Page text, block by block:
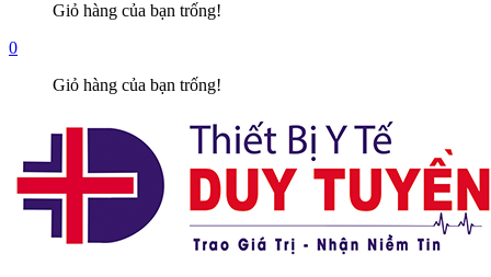
Giỏ hàng của bạn trống!
0
Giỏ hàng của bạn trống!